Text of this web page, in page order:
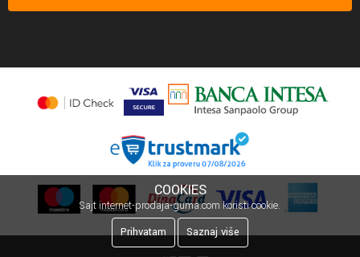
COOKIES
Sajt internet-prodaja-guma.com koristi cookie.
Prihvatam
Saznaj više